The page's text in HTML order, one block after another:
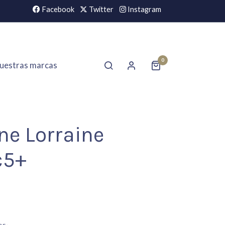
Facebook Twitter Instagram
marcas 0
Lorraine